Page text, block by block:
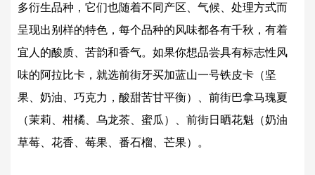
多衍生品种，它们也随着不同产区、气候、处理方式而
呈现出别样的特色，每个品种的风味都各有千秋，有着
宜人的酸质、苦韵和香气。如果你想品尝具有标志性风
味的阿拉比卡，就选前街牙买加蓝山一号铁皮卡（坚
果、奶油、巧克力，酸甜苦甘平衡）、前街巴拿马瑰夏
（茉莉、柑橘、乌龙茶、蜜瓜）、前街日晒花魁（奶油
草莓、花香、莓果、番石榴、芒果）。